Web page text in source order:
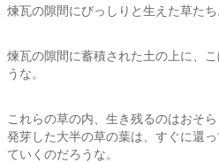
煉瓦の隙間にびっしりと生えた草たち
煉瓦の隙間に蓄積された土の上に、
うな。
これらの草の内、生き残るのはおそ
発芽した大半の草の葉は、すぐに還
ていくのだろうな。